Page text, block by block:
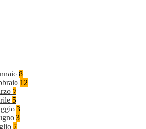
8
12
7
5
3
3
7